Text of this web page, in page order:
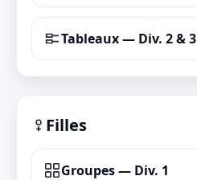
Tableaux — Div. 2 & 3
Filles
Groupes — Div. 1